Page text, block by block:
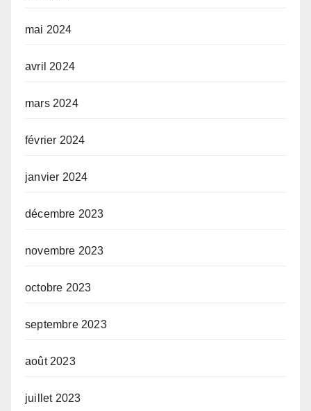
mai 2024
avril 2024
mars 2024
février 2024
janvier 2024
décembre 2023
novembre 2023
octobre 2023
septembre 2023
août 2023
juillet 2023